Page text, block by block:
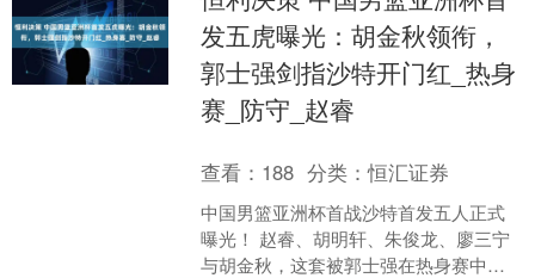
发五虎曝光：胡金秋领衔，
郭士强剑指沙特开门红_热身
赛_防守_赵睿
查看： 188 分类：恒汇证券
中国男篮亚洲杯首战沙特首发五人正式
曝光！ 赵睿、胡明轩、朱俊龙、廖三宁
与胡金秋，这套被郭士强在热身赛中反